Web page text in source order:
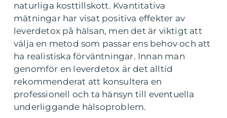
naturliga kosttillskott. Kvantitativa
mätningar har visat positiva effekter av
leverdetox på hälsan, men det är viktigt att
välja en metod som passar ens behov och att
ha realistiska förväntningar. Innan man
genomför en leverdetox är det alltid
rekommenderat att konsultera en
professionell och ta hänsyn till eventuella
underliggande hälsoproblem.